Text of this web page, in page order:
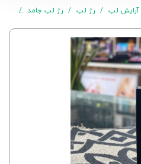
آرایش لب رژ لب رژ لب جامد